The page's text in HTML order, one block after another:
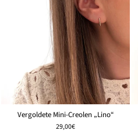
Vergoldete Mini-Creolen „Lino“
29,00€